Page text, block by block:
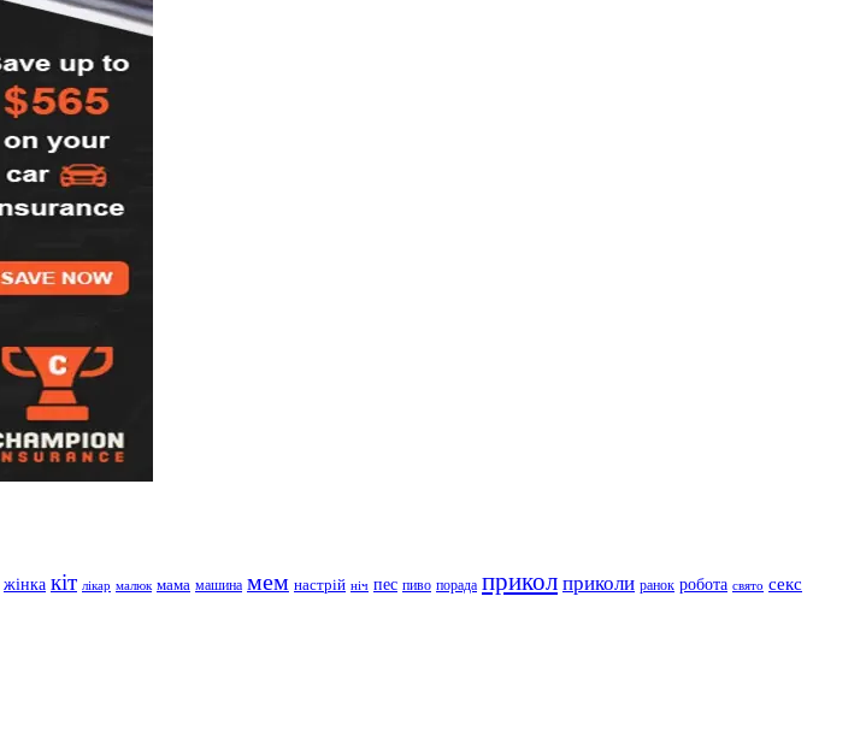
жінка кіт лікар малюк мама машина мем настрій ніч пес пиво порада прикол приколи ранок робота свято секс